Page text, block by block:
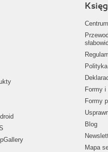
Formy i
Formy
Blog
Mapa